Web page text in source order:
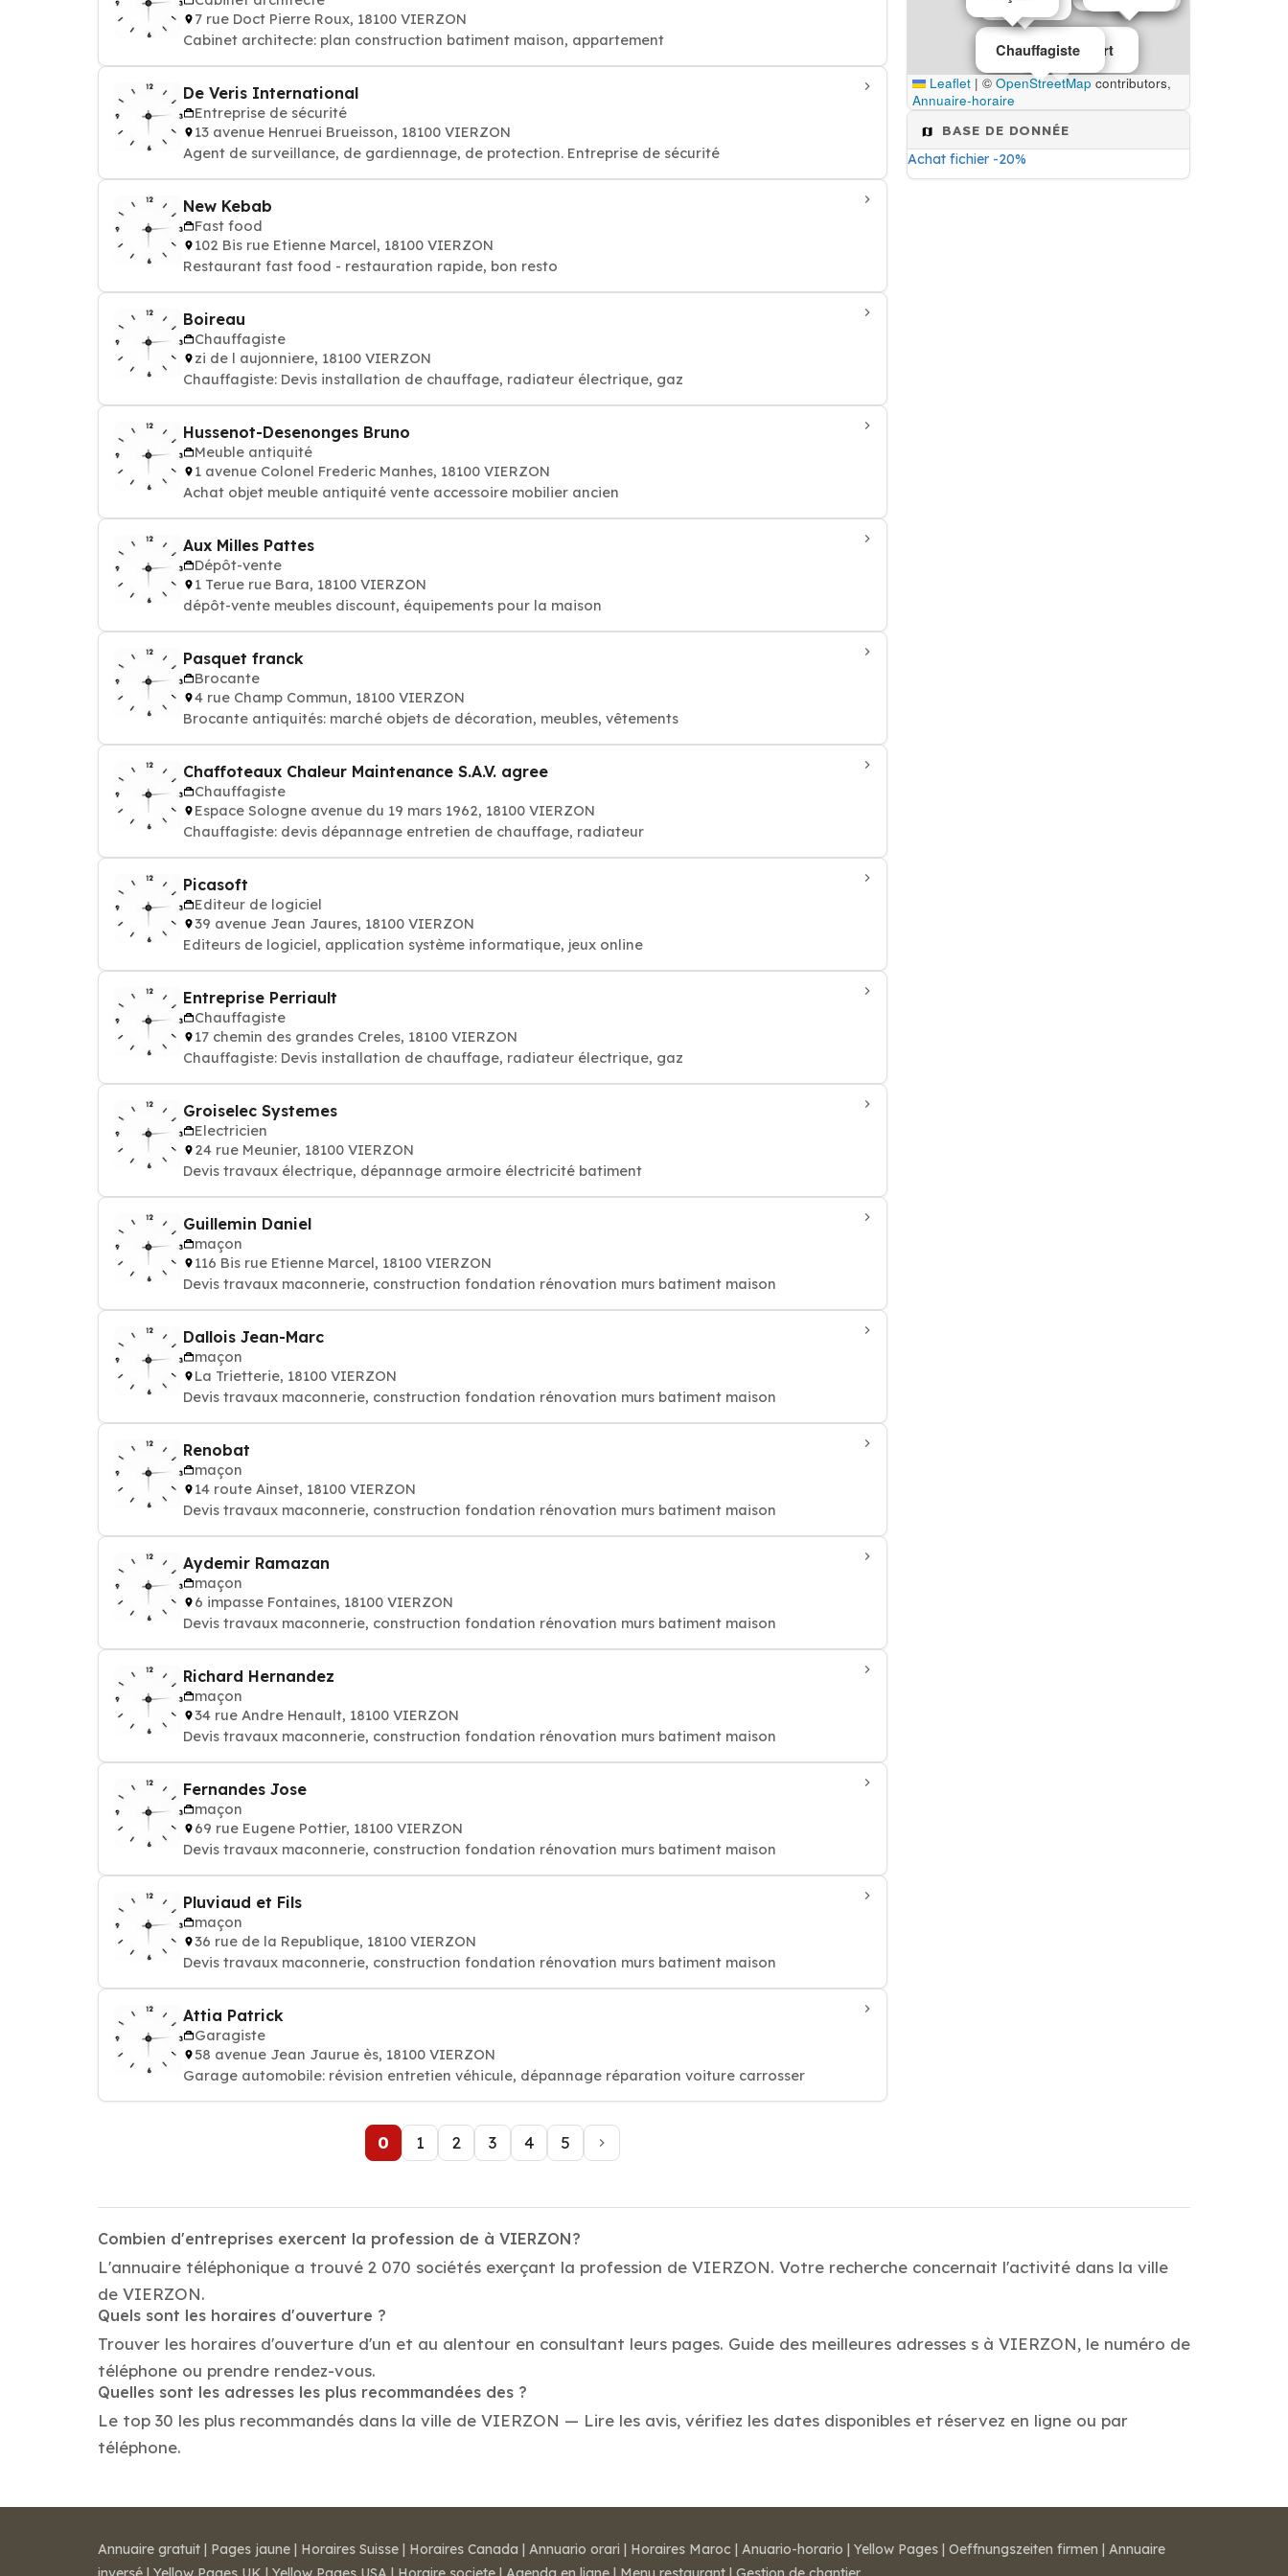
7 rue Doct Pierre Roux, 18100 VIERZON
Cabinet architecte: plan construction batiment maison, appartement
De Veris International
Entreprise de sécurité
13 avenue Henruei Brueisson, 18100 VIERZON
Agent de surveillance, de gardiennage, de protection. Entreprise de sécurité
New Kebab
Fast food
102 Bis rue Etienne Marcel, 18100 VIERZON
Restaurant fast food - restauration rapide, bon resto
Boireau
Chauffagiste
zi de l aujonniere, 18100 VIERZON
Chauffagiste: Devis installation de chauffage, radiateur électrique, gaz
Hussenot-Desenonges Bruno
Meuble antiquité
1 avenue Colonel Frederic Manhes, 18100 VIERZON
Achat objet meuble antiquité vente accessoire mobilier ancien
Aux Milles Pattes
Dépôt-vente
1 Terue rue Bara, 18100 VIERZON
dépôt-vente meubles discount, équipements pour la maison
Pasquet franck
Brocante
4 rue Champ Commun, 18100 VIERZON
Brocante antiquités: marché objets de décoration, meubles, vêtements
Chaffoteaux Chaleur Maintenance S.A.V. agree
Chauffagiste
Espace Sologne avenue du 19 mars 1962, 18100 VIERZON
Chauffagiste: devis dépannage entretien de chauffage, radiateur
Picasoft
Editeur de logiciel
39 avenue Jean Jaures, 18100 VIERZON
Editeurs de logiciel, application système informatique, jeux online
Entreprise Perriault
Chauffagiste
17 chemin des grandes Creles, 18100 VIERZON
Chauffagiste: Devis installation de chauffage, radiateur électrique, gaz
Groiselec Systemes
Electricien
24 rue Meunier, 18100 VIERZON
Devis travaux électrique, dépannage armoire électricité batiment
Guillemin Daniel
maçon
116 Bis rue Etienne Marcel, 18100 VIERZON
Devis travaux maconnerie, construction fondation rénovation murs batiment maison
Dallois Jean-Marc
maçon
La Trietterie, 18100 VIERZON
Devis travaux maconnerie, construction fondation rénovation murs batiment maison
Renobat
maçon
14 route Ainset, 18100 VIERZON
Devis travaux maconnerie, construction fondation rénovation murs batiment maison
Aydemir Ramazan
maçon
6 impasse Fontaines, 18100 VIERZON
Devis travaux maconnerie, construction fondation rénovation murs batiment maison
Richard Hernandez
maçon
34 rue Andre Henault, 18100 VIERZON
Devis travaux maconnerie, construction fondation rénovation murs batiment maison
Fernandes Jose
maçon
69 rue Eugene Pottier, 18100 VIERZON
Devis travaux maconnerie, construction fondation rénovation murs batiment maison
Pluviaud et Fils
maçon
36 rue de la Republique, 18100 VIERZON
Devis travaux maconnerie, construction fondation rénovation murs batiment maison
Attia Patrick
Garagiste
58 avenue Jean Jaurue ès, 18100 VIERZON
Garage automobile: révision entretien véhicule, dépannage réparation voiture carrosser
0 1 2 3 4 5
Matériel de sport
Chauffagiste
Leaflet | © OpenStreetMap contributors,
Annuaire-horaire
BASE DE DONNÉE
Achat fichier -20%
Combien d'entreprises exercent la profession de à VIERZON?
L'annuaire téléphonique a trouvé 2 070 sociétés exerçant la profession de VIERZON. Votre recherche concernait l'activité dans la ville
de VIERZON.
Quels sont les horaires d'ouverture ?
Trouver les horaires d'ouverture d'un et au alentour en consultant leurs pages. Guide des meilleures adresses s à VIERZON, le numéro de
téléphone ou prendre rendez-vous.
Quelles sont les adresses les plus recommandées des ?
Le top 30 les plus recommandés dans la ville de VIERZON — Lire les avis, vérifiez les dates disponibles et réservez en ligne ou par
téléphone.
Annuaire gratuit | Pages jaune | Horaires Suisse | Horaires Canada | Annuario orari | Horaires Maroc | Anuario-horario | Yellow Pages | Oeffnungszeiten firmen | Annuaire